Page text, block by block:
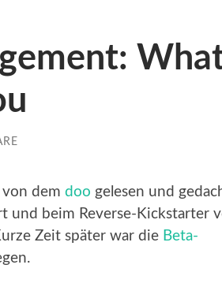
von dem doo gelesen und
und beim Reverse-Kickstarter
Zeit später war die Beta-